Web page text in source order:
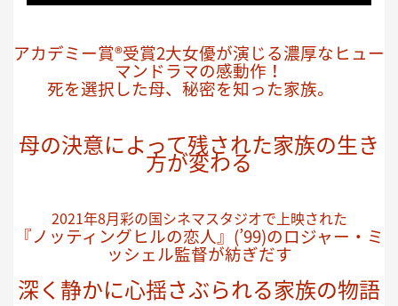
アカデミー賞®受賞2大女優が演じる濃厚なヒュー
マンドラマの感動作 ！
死を選択した母、秘密を知った家族。
母の決意によって残された家族の生き
方が変わる
2021年8月彩の国シネマスタジオで上映された
『ノッティングヒルの恋人』(’99)のロジャー・ミ
ッシェル監督が紡ぎだす
深く静かに心揺さぶられる家族の物語